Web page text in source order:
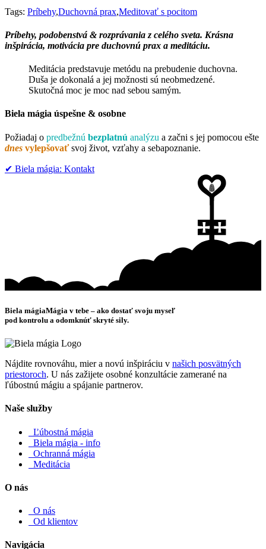
Tags: Príbehy,Duchovná prax,Meditovať s pocitom
Príbehy, podobenstvá & rozprávania z celého sveta. Krásna
inšpirácia, motivácia pre duchovnú prax a meditáciu.
Meditácia predstavuje metódu na prebudenie duchovna.
Duša je dokonalá a jej možnosti sú neobmedzené.
Skutočná moc je moc nad sebou samým.
Biela mágia úspešne & osobne
Požiadaj o predbežnú bezplatnú analýzu a začni s jej pomocou ešte
dnes vylepšovaťsvoj život, vzťahy a sebapoznanie.
✔︎ Biela mágia: Kontakt
Biela mágiaMágia v tebe – ako dostať svoju myseľ
pod kontrolu a odomknúť skryté sily.
Nájdite rovnováhu, mier a novú inšpiráciu v našich posvätných
priestoroch. U nás zažijete osobné konzultácie zamerané na
ľúbostnú mágiu a spájanie partnerov.
Naše služby
Ľúbostná mágia
Biela mágia - info
Ochranná mágia
Meditácia
O nás
O nás
Od klientov
Navigácia